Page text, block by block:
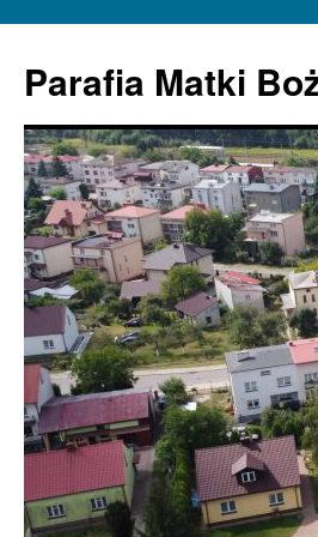
Parafia Matki